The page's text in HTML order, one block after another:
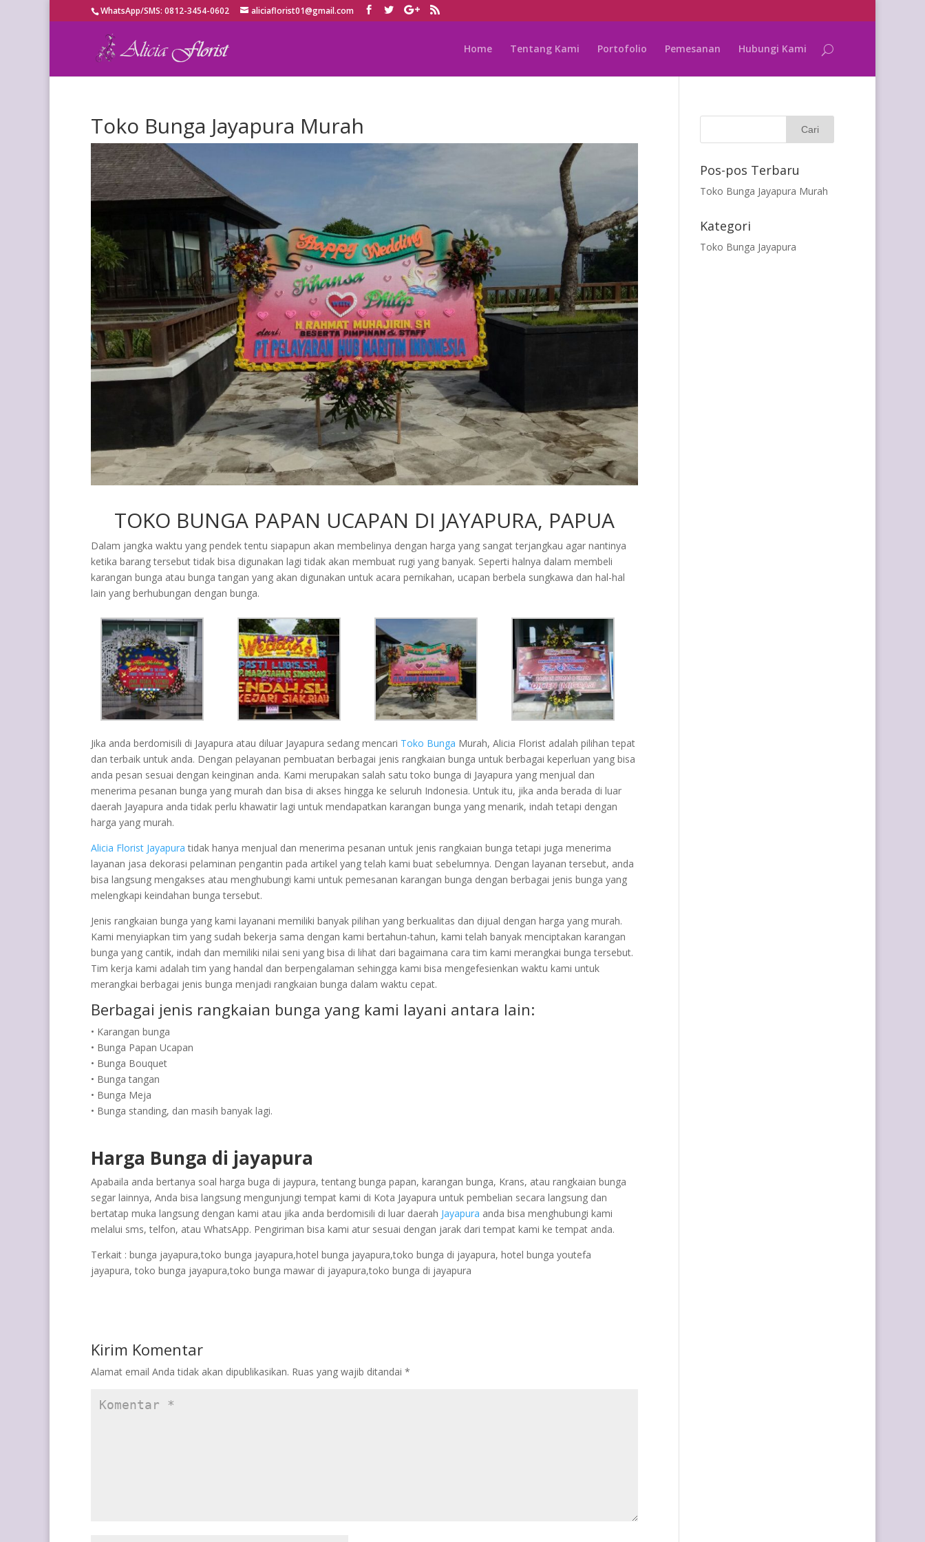
WhatsApp/SMS: 0812-3454-0602 aliciaflorist01@gmail.com
Home Tentang Kami Portofolio Pemesanan Hubungi Kami
Toko Bunga Jayapura Murah
TOKO BUNGA PAPAN UCAPAN DI JAYAPURA, PAPUA
Dalam jangka waktu yang pendek tentu siapapun akan membelinya dengan harga yang sangat terjangkau agar nantinya
ketika barang tersebut tidak bisa digunakan lagi tidak akan membuat rugi yang banyak. Seperti halnya dalam membeli
karangan bunga atau bunga tangan yang akan digunakan untuk acara pernikahan, ucapan berbela sungkawa dan hal-hal
lain yang berhubungan dengan bunga.
Jika anda berdomisili di Jayapura atau diluar Jayapura sedang mencari Toko Bunga Murah, Alicia Florist adalah pilihan tepat
dan terbaik untuk anda. Dengan pelayanan pembuatan berbagai jenis rangkaian bunga untuk berbagai keperluan yang bisa
anda pesan sesuai dengan keinginan anda. Kami merupakan salah satu toko bunga di Jayapura yang menjual dan
menerima pesanan bunga yang murah dan bisa di akses hingga ke seluruh Indonesia. Untuk itu, jika anda berada di luar
daerah Jayapura anda tidak perlu khawatir lagi untuk mendapatkan karangan bunga yang menarik, indah tetapi dengan
harga yang murah.
Alicia Florist Jayapura tidak hanya menjual dan menerima pesanan untuk jenis rangkaian bunga tetapi juga menerima
layanan jasa dekorasi pelaminan pengantin pada artikel yang telah kami buat sebelumnya. Dengan layanan tersebut, anda
bisa langsung mengakses atau menghubungi kami untuk pemesanan karangan bunga dengan berbagai jenis bunga yang
melengkapi keindahan bunga tersebut.
Jenis rangkaian bunga yang kami layanani memiliki banyak pilihan yang berkualitas dan dijual dengan harga yang murah.
Kami menyiapkan tim yang sudah bekerja sama dengan kami bertahun-tahun, kami telah banyak menciptakan karangan
bunga yang cantik, indah dan memiliki nilai seni yang bisa di lihat dari bagaimana cara tim kami merangkai bunga tersebut.
Tim kerja kami adalah tim yang handal dan berpengalaman sehingga kami bisa mengefesienkan waktu kami untuk
merangkai berbagai jenis bunga menjadi rangkaian bunga dalam waktu cepat.
Berbagai jenis rangkaian bunga yang kami layani antara lain:
• Karangan bunga
• Bunga Papan Ucapan
• Bunga Bouquet
• Bunga tangan
• Bunga Meja
• Bunga standing, dan masih banyak lagi.
Harga Bunga di jayapura
Apabaila anda bertanya soal harga buga di jaypura, tentang bunga papan, karangan bunga, Krans, atau rangkaian bunga
segar lainnya, Anda bisa langsung mengunjungi tempat kami di Kota Jayapura untuk pembelian secara langsung dan
bertatap muka langsung dengan kami atau jika anda berdomisili di luar daerah Jayapura anda bisa menghubungi kami
melalui sms, telfon, atau WhatsApp. Pengiriman bisa kami atur sesuai dengan jarak dari tempat kami ke tempat anda.
Terkait : bunga jayapura,toko bunga jayapura,hotel bunga jayapura,toko bunga di jayapura, hotel bunga youtefa
jayapura, toko bunga jayapura,toko bunga mawar di jayapura,toko bunga di jayapura
Kirim Komentar
Alamat email Anda tidak akan dipublikasikan. Ruas yang wajib ditandai *
Pos-pos Terbaru
Toko Bunga Jayapura Murah
Kategori
Toko Bunga Jayapura